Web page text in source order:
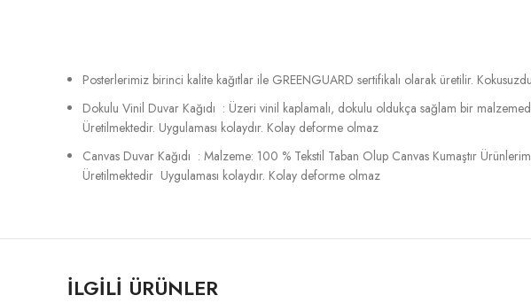
Posterlerimiz birinci kalite kağıtlar ile GREENGUARD sertifikalı olarak üretilir.
Dokulu Vinil Duvar Kağıdı : Üzeri vinil kaplamalı, dokulu oldukça sağlam bir
Üretilmektedir. Uygulaması kolaydır. Kolay deforme olmaz
Canvas Duvar Kağıdı : Malzeme: 100 % Tekstil Taban Olup Canvas Kumaştır
Üretilmektedir Uygulaması kolaydır. Kolay deforme olmaz
İLGILI ÜRÜNLER